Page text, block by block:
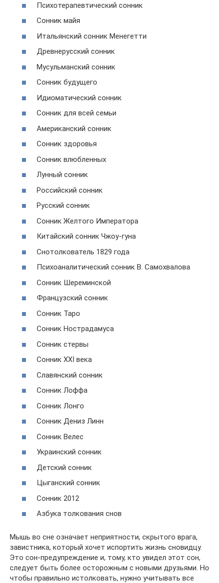
Психотерапевтический сонник
Сонник майя
Итальянский сонник Менегетти
Древнерусский сонник
Мусульманский сонник
Сонник будущего
Идиоматический сонник
Сонник для всей семьи
Американский сонник
Сонник здоровья
Сонник влюбленных
Лунный сонник
Российский сонник
Русский сонник
Сонник Желтого Императора
Китайский сонник Чжоу-гуна
Снотолкователь 1829 года
Психоаналитический сонник В. Самохвалова
Сонник Шереминской
Французский сонник
Сонник Таро
Сонник Нострадамуса
Сонник стервы
Сонник ХХІ века
Славянский сонник
Сонник Лоффа
Сонник Лонго
Сонник Дениз Линн
Сонник Велес
Украинский сонник
Детский сонник
Цыганский сонник
Сонник 2012
Азбука толкования снов
Мышь во сне означает неприятности, скрытого врага,
завистника, который хочет испортить жизнь сновидцу.
Это сон-предупреждение и, тому, кто увидел этот сон,
следует быть более осторожным с новыми друзьями. Но
чтобы правильно истолковать, нужно учитывать все